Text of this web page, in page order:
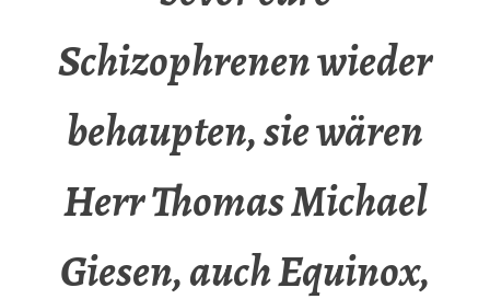
Schizophrenen wieder
behaupten, sie wären
Herr Thomas Michael
Giesen, auch Equinox,